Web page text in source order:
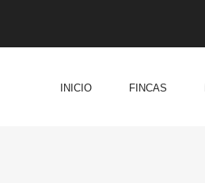
INICIO FINCAS